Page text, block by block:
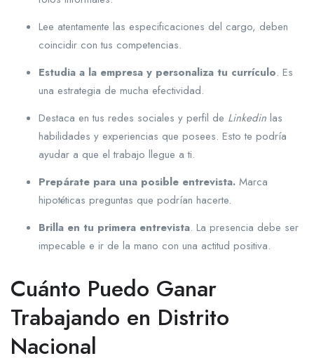
Lee atentamente las especificaciones del cargo, deben
coincidir con tus competencias.
Estudia a la empresa y personaliza tu currículo. Es
una estrategia de mucha efectividad.
Destaca en tus redes sociales y perfil de Linkedin las
habilidades y experiencias que posees. Esto te podría
ayudar a que el trabajo llegue a ti.
Prepárate para una posible entrevista. Marca
hipotéticas preguntas que podrían hacerte.
Brilla en tu primera entrevista. La presencia debe ser
impecable e ir de la mano con una actitud positiva.
Cuánto Puedo Ganar
Trabajando en Distrito
Nacional